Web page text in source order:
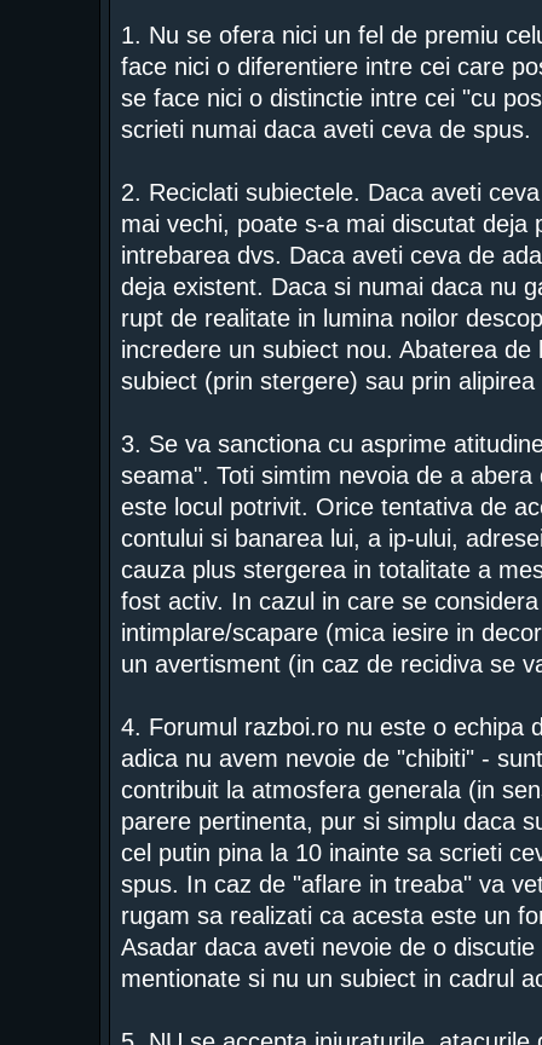
1. Nu se ofera nici un fel de premiu
face nici o diferentiere intre cei care
se face nici o distinctie intre cei "cu
scrieti numai daca aveti ceva de spus.
2. Reciclati subiectele. Daca aveti
mai vechi, poate s-a mai discutat
intrebarea dvs. Daca aveti ceva de
deja existent. Daca si numai daca nu
rupt de realitate in lumina noilor
incredere un subiect nou. Abaterea
subiect (prin stergere) sau prin
3. Se va sanctiona cu asprime
seama". Toti simtim nevoia de a
este locul potrivit. Orice tentativa de
contului si banarea lui, a ip-ului,
cauza plus stergerea in totalitate a
fost activ. In cazul in care se
intimplare/scapare (mica iesire in
un avertisment (in caz de recidiva se
4. Forumul razboi.ro nu este o echipa
adica nu avem nevoie de "chibiti" -
contribuit la atmosfera generala (in
parere pertinenta, pur si simplu daca
cel putin pina la 10 inainte sa scrieti
spus. In caz de "aflare in treaba" va
rugam sa realizati ca acesta este un
Asadar daca aveti nevoie de o
mentionate si nu un subiect in cadrul